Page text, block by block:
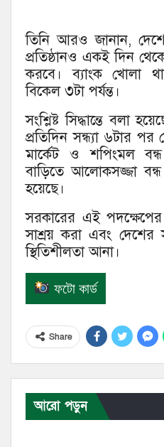
তিনি আরও জানান,
প্রতিষ্ঠানও একই দিন
করবে। ব্যাংক খোলা
বিকেল ৩টা পর্যন্ত।
সংশ্লিষ্ট সিদ্ধান্তে বলা
প্রতিদিন সন্ধ্যা ৬টার
মার্কেট ও শপিংমল
বাড়িতে আলোকসজ্জা বন্ধ
হয়েছে।
সরকারের এই পদক্ষেপের
সাশ্রয় করা এবং দেশের
স্থিতিশীলতা আনা।
ফটো কার্ড
Share
আরো পড়ুন